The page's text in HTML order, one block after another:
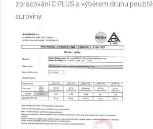
zpracování C PLUS a výběrem druhu použité
suroviny.